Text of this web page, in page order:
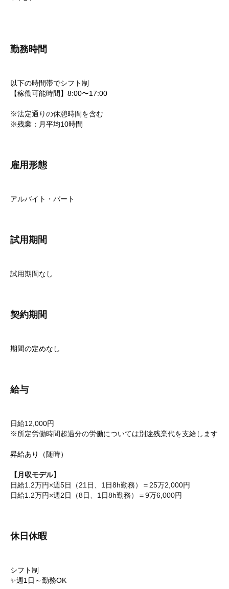
勤務時間
以下の時間帯でシフト制
【稼働可能時間】8:00〜17:00
※法定通りの休憩時間を含む
※残業：月平均10時間
雇用形態
アルバイト・パート
試用期間
試用期間なし
契約期間
期間の定めなし
給与
日給12,000円
※所定労働時間超過分の労働については別途残業代を支給します
昇給あり（随時）
【月収モデル】
日給1.2万円×週5日（21日、1日8h勤務）＝25万2,000円
日給1.2万円×週2日（8日、1日8h勤務）＝9万6,000円
休日休暇
シフト制
✨週1日～勤務OK